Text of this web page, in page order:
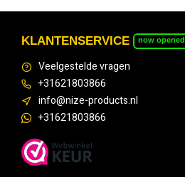
KLANTENSERVICE now opened
Veelgestelde vragen
+31621803866
info@nize-products.nl
+31621803866